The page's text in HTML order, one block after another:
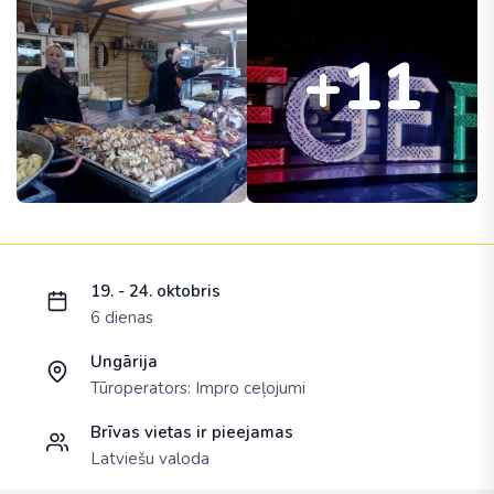
+11
19. - 24. oktobris
6 dienas
Ungārija
Tūroperators: Impro ceļojumi
Brīvas vietas ir pieejamas
Latviešu valoda